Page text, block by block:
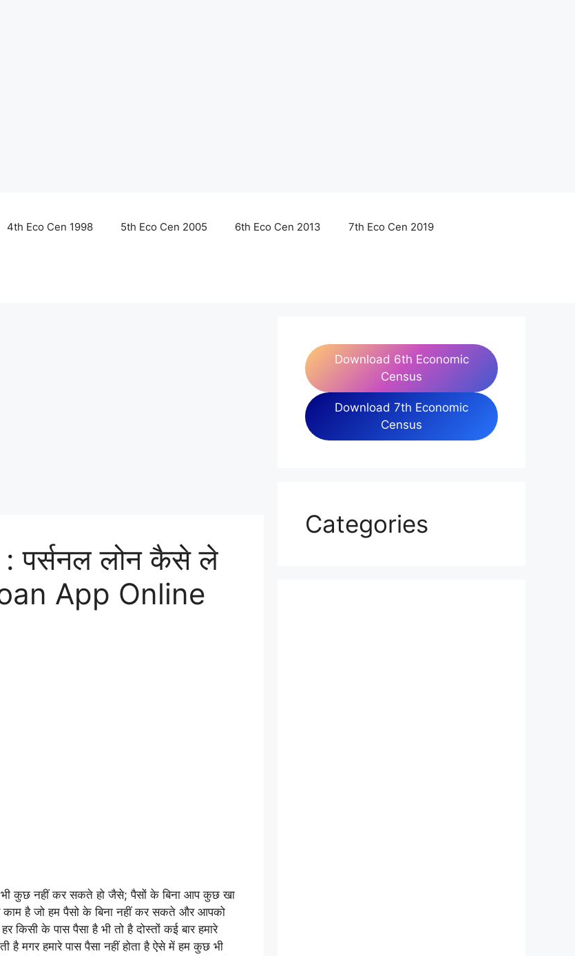
4th Eco Cen 1998 5th Eco Cen 2005 6th Eco Cen 2013 7th Eco Cen 2019
पर्सनल लोन कैसे ले
App Online
भी कुछ नहीं कर सकते हो जैसे; पैसों के बिना आप कुछ खा
है जो हम पैसो के बिना नहीं कर सकते और आपको
के पास पैसा है भी तो है दोस्तों कई बार हमारे
है मगर हमारे पास पैसा नहीं होता है ऐसे में हम कुछ भी
Download 6th Economic
Census
Download 7th Economic
Census
Categories